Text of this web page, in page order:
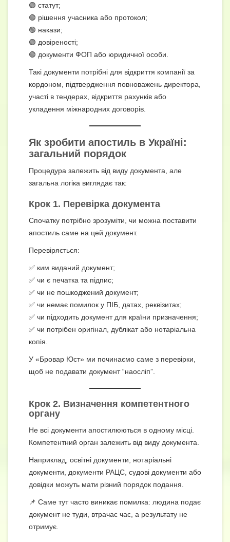
🟢 статут;
🟢 рішення учасника або протокол;
🟢 накази;
🟢 довіреності;
🟢 документи ФОП або юридичної особи.
Такі документи потрібні для відкриття компанії за
кордоном, підтвердження повноважень директора,
участі в тендерах, відкриття рахунків або
укладення міжнародних договорів.
Як зробити апостиль в Україні:
загальний порядок
Процедура залежить від виду документа, але
загальна логіка виглядає так:
Крок 1. Перевірка документа
Спочатку потрібно зрозуміти, чи можна поставити
апостиль саме на цей документ.
Перевіряється:
✅ ким виданий документ;
✅ чи є печатка та підпис;
✅ чи не пошкоджений документ;
✅ чи немає помилок у ПІБ, датах, реквізитах;
✅ чи підходить документ для країни призначення;
✅ чи потрібен оригінал, дублікат або нотаріальна
копія.
У «Бровар Юст» ми починаємо саме з перевірки,
щоб не подавати документ “наосліп”.
Крок 2. Визначення компетентного
органу
Не всі документи апостилюються в одному місці.
Компетентний орган залежить від виду документа.
Наприклад, освітні документи, нотаріальні
документи, документи РАЦС, судові документи або
довідки можуть мати різний порядок подання.
📌 Саме тут часто виникає помилка: людина подає
документ не туди, втрачає час, а результату не
отримує.